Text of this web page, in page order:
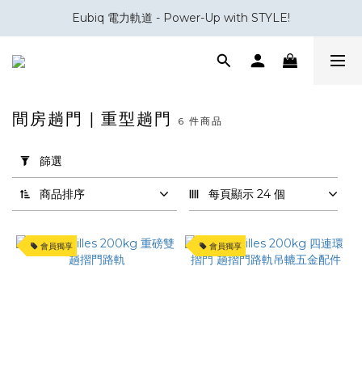
會員積分換領百佳 HK$50 購物禮券
Eubiq 電力軌道 - Power-Up with STYLE!
會員積分換領百佳 HK$50 購物禮券
用
篩
選
(0/20)
品
間房趟門 | 重型趟門 6 件商品
篩選
商品排序 每頁顯示 24 個
會員獨享 會員獨享